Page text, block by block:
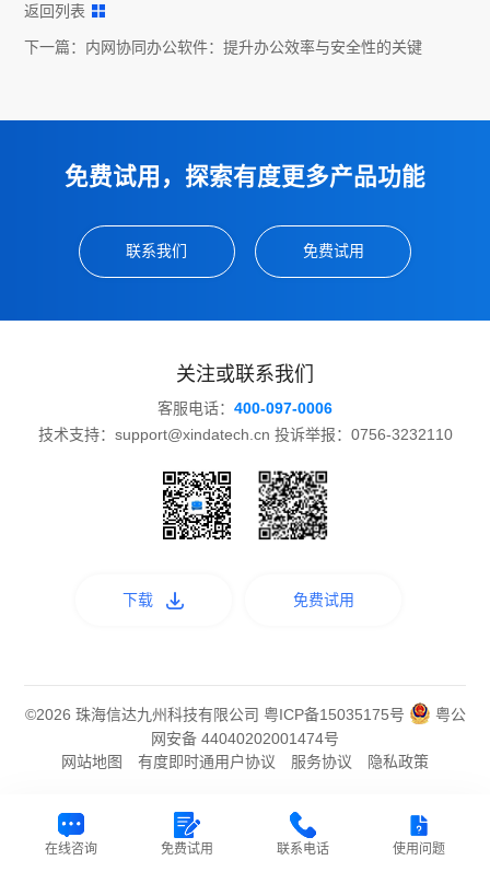
返回列表
下一篇： 内网协同办公软件：提升办公效率与安全性的关键
免费试用，探索有度更多产品功能
联系我们 免费试用
在线咨询 免费试用 联系电话 使用问题
关注或联系我们
客服电话： 400-097-0006
技术支持：support@xindatech.cn 投诉举报：0756-3232110
下载 免费试用
©2026 珠海信达九州科技有限公司 粤ICP备15035175号
粤公
网安备 44040202001474号
网站地图
有度即时通用户协议 服务协议 隐私政策